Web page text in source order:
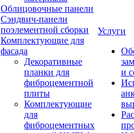
Облицовочные панели
Сэндвич-панели
поэлементной сборки
Комплектующие для
фасада
Декоративные
планки для
фиброцементной
плиты
Комплектующие
для
фиброцементных
Услуги
и